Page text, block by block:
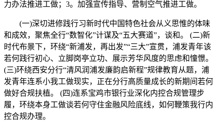
力办法推进工做；3。加强宣传指导、营制空气推进工做。
(一)深切进修践行习新时代中国特色社会从义思惟的体味
和成效，聚焦全行“数智化”计谋及“五大赛道”，谈和。 (二)新
时代布景下，环绕“新浦发，再出发”“三大”宣贯，浦发青年该
若何践行初心、立脚岗亭立功、展示芳华风度的思虑和憧憬。
(三)环绕西安分行“清风润浦发廉韵启新程”规律教育从题，浦
发青年连系小我工做现实，正在分行高质量成长的新期间若何
做好合规扶植。 (四)连系宝鸡市银行业深化内控合规管理步
履，环绕本身工做谈若何守住金融风险底线，如何鞭策我行内
控合规办理。